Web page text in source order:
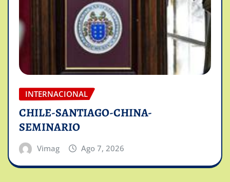
INTERNACIONAL
CHILE-SANTIAGO-CHINA-
SEMINARIO
Vimag Ago 7, 2026